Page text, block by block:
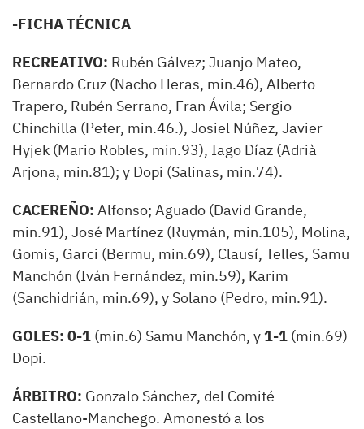
-FICHA TÉCNICA
RECREATIVO: Rubén Gálvez; Juanjo Mateo,
Bernardo Cruz (Nacho Heras, min.46), Alberto
Trapero, Rubén Serrano, Fran Ávila; Sergio
Chinchilla (Peter, min.46.), Josiel Núñez, Javier
Hyjek (Mario Robles, min.93), Iago Díaz (Adrià
Arjona, min.81); y Dopi (Salinas, min.74).
CACEREÑO: Alfonso; Aguado (David Grande,
min.91), José Martínez (Ruymán, min.105), Molina,
Gomis, Garci (Bermu, min.69), Clausí, Telles, Samu
Manchón (Iván Fernández, min.59), Karim
(Sanchidrián, min.69), y Solano (Pedro, min.91).
GOLES: 0-1 (min.6) Samu Manchón, y 1-1 (min.69)
Dopi.
ÁRBITRO: Gonzalo Sánchez, del Comité
Castellano-Manchego. Amonestó a los